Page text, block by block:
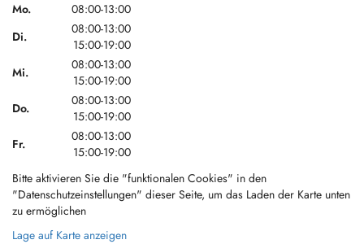
Mo.
08:00-13:00
Di.
08:00-13:00
15:00-19:00
Mi.
08:00-13:00
15:00-19:00
Do.
08:00-13:00
15:00-19:00
Fr.
08:00-13:00
15:00-19:00
Bitte aktivieren Sie die "funktionalen Cookies" in den
"Datenschutzeinstellungen" dieser Seite, um das Laden der Karte unten
zu ermöglichen
Lage auf Karte anzeigen